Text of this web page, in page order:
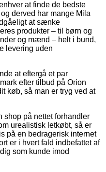
at finde de bedste
derved har mange Mila
at sænke
produkter – til børn og
og mænd – helt i bund,
levering uden
at eftergå et par
efter tilbud på Orion
køb, så man er tryg ved at
shop på nettet forhandler
urealistisk letkøbt, så er
på en bedragerisk internet
er i hvert fald indbefattet af
som kunde imod